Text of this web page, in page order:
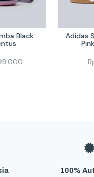
Black
Adidas
100%